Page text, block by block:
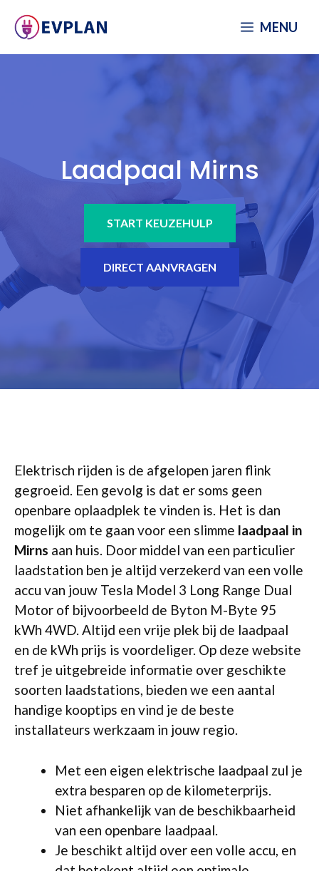
naar
MENU
Laadpaal Mirns
START KEUZEHULP
DIRECT AANVRAGEN
Elektrisch rijden is de afgelopen jaren flink
gegroeid. Een gevolg is dat er soms geen
openbare oplaadplek te vinden is. Het is dan
mogelijk om te gaan voor een slimme laadpaal in
Mirns aan huis. Door middel van een particulier
laadstation ben je altijd verzekerd van een volle
accu van jouw Tesla Model 3 Long Range Dual
Motor of bijvoorbeeld de Byton M-Byte 95
kWh 4WD. Altijd een vrije plek bij de laadpaal
en de kWh prijs is voordeliger. Op deze website
tref je uitgebreide informatie over geschikte
soorten laadstations, bieden we een aantal
handige kooptips en vind je de beste
installateurs werkzaam in jouw regio.
Met een eigen elektrische laadpaal zul je
extra besparen op de kilometerprijs.
Niet afhankelijk van de beschikbaarheid
van een openbare laadpaal.
Je beschikt altijd over een volle accu, en